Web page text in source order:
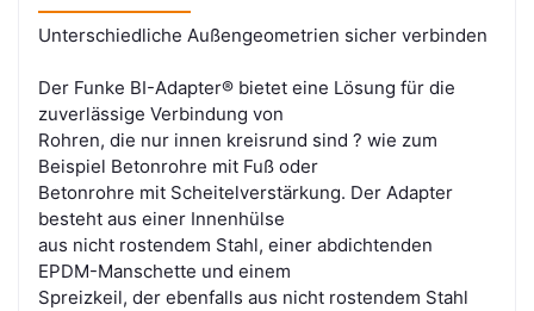
Unterschiedliche Außengeometrien sicher verbinden
Der Funke BI-Adapter® bietet eine Lösung für die
zuverlässige Verbindung von
Rohren, die nur innen kreisrund sind ? wie zum
Beispiel Betonrohre mit Fuß oder
Betonrohre mit Scheitelverstärkung. Der Adapter
besteht aus einer Innenhülse
aus nicht rostendem Stahl, einer abdichtenden
EPDM-Manschette und einem
Spreizkeil, der ebenfalls aus nicht rostendem Stahl